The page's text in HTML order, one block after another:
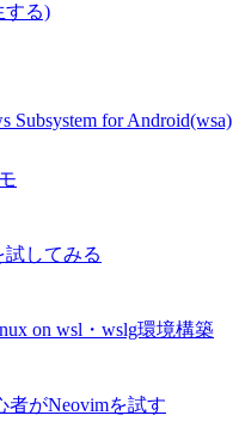
する)
Subsystem for Android(wsa)
試してみる
on wsl・wslg環境構築
者がNeovimを試す